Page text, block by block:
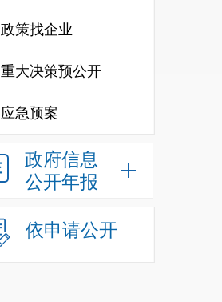
政策找企业
重大决策预公开
应急预案
政府信息
公开年报
依申请公开